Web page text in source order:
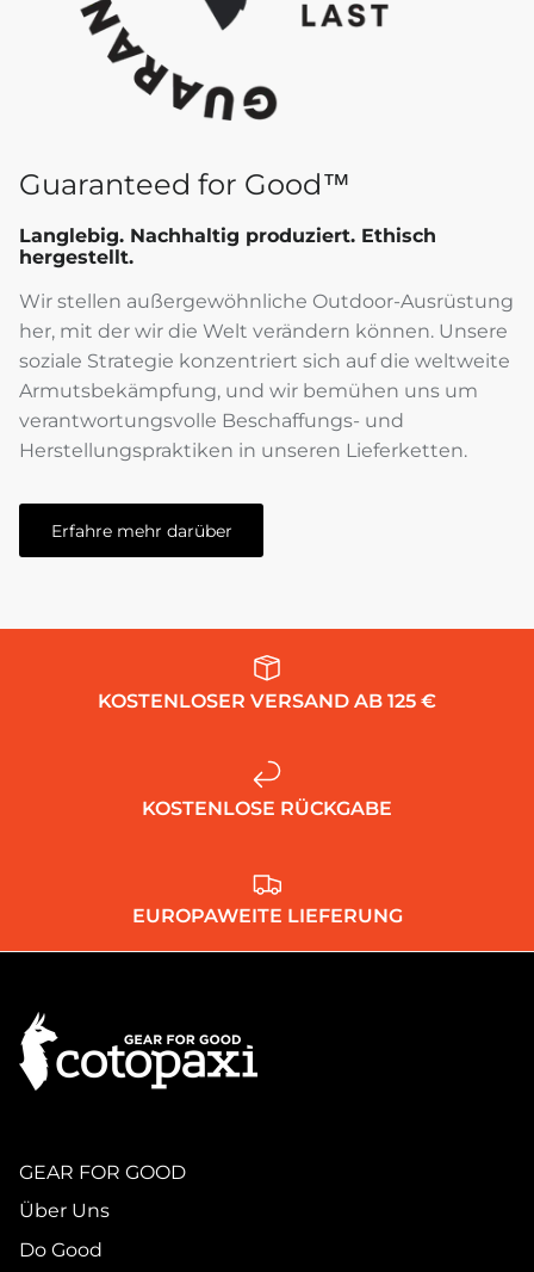
Guaranteed for Good™
Langlebig. Nachhaltig produziert. Ethisch
hergestellt.
Wir stellen außergewöhnliche Outdoor-Ausrüstung
her, mit der wir die Welt verändern können. Unsere
soziale Strategie konzentriert sich auf die weltweite
Armutsbekämpfung, und wir bemühen uns um
verantwortungsvolle Beschaffungs- und
Herstellungspraktiken in unseren Lieferketten.
Erfahre mehr darüber
KOSTENLOSER VERSAND AB 125 €
KOSTENLOSE RÜCKGABE
EUROPAWEITE LIEFERUNG
GEAR FOR GOOD
Über Uns
Do Good